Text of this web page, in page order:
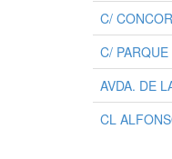
C/
C/
AVDA. DE
CL